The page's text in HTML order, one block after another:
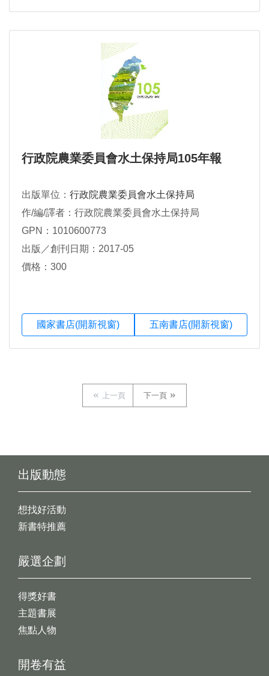
行政院農業委員會水土保持局105年報
出版單位： 行政院農業委員會水土保持局
作/編/譯者：行政院農業委員會水土保持局
GPN：1010600773
出版／創刊日期：2017-05
價格：300
國家書店(開新視窗) 五南書店(開新視窗)
上一頁 下一頁
出版動態
想找好活動
新書特推薦
開卷有益
嚴選企劃
得獎好書
主題書展
焦點人物